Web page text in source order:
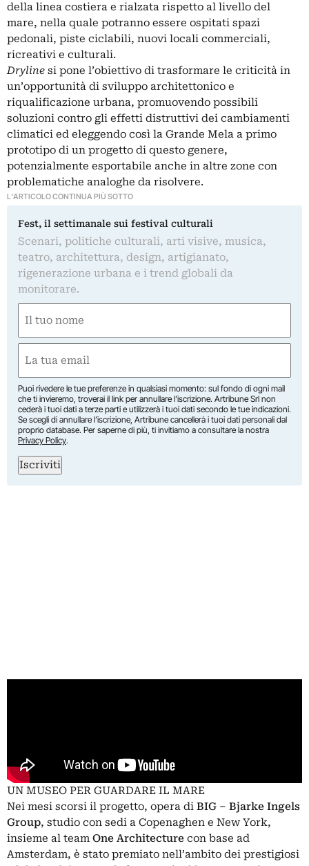
della linea costiera e rialzata rispetto al livello del
mare, nella quale potranno essere ospitati spazi
pedonali, piste ciclabili, nuovi locali commerciali,
ricreativi e culturali.
Dryline si pone l’obiettivo di trasformare le criticità in
un’opportunità di sviluppo architettonico e
riqualificazione urbana, promuovendo possibili
soluzioni contro gli effetti distruttivi dei cambiamenti
climatici ed eleggendo così la Grande Mela a primo
prototipo di un progetto di questo genere,
potenzialmente esportabile anche in altre zone con
problematiche analoghe da risolvere.
L'ARTICOLO CONTINUA PIÙ SOTTO
Fest, il settimanale sui festival culturali
Scenari, politiche culturali, arti visive, musica,
teatro, architettura, design, artigianato,
rigenerazione urbana e i trend globali da
monitorare.
(Obbligatorio)
Nome
(Obbligatorio)
Puoi rivedere le tue preferenze in qualsiasi momento: sul fondo di ogni mail
che ti invieremo, troverai il link per annullare l’iscrizione. Artribune Srl non
cederà i tuoi dati a terze parti e utilizzerà i tuoi dati secondo le tue indicazioni.
Se scegli di annullare l’iscrizione, Artribune cancellerà i tuoi dati personali dal
proprio database. Per saperne di più, ti invitiamo a consultare la nostra
Privacy Policy.
Iscriviti
UN MUSEO PER GUARDARE IL MARE
Nei mesi scorsi il progetto, opera di BIG – Bjarke Ingels
Group, studio con sedi a Copenaghen e New York,
insieme al team One Architecture con base ad
Amsterdam, è stato premiato nell’ambito dei prestigiosi